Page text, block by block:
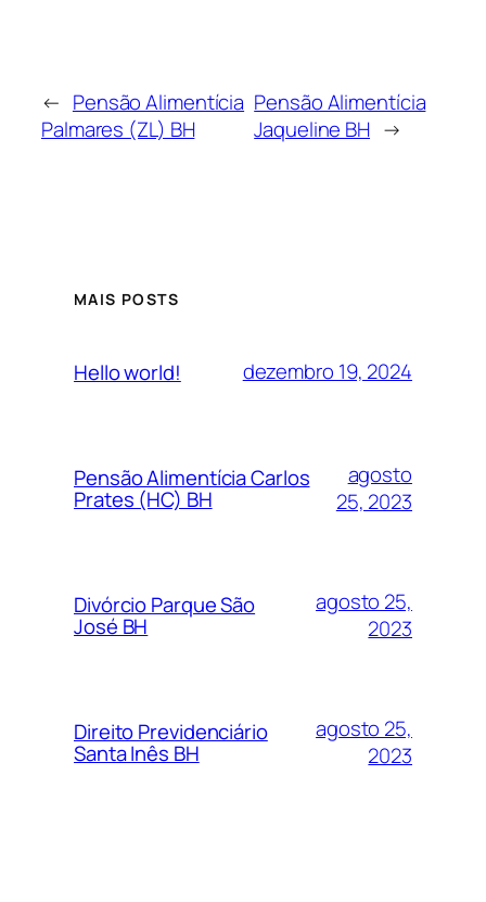
← Pensão Alimentícia
Palmares (ZL) BH
Pensão Alimentícia
Jaqueline BH →
MAIS POSTS
Hello world! dezembro 19, 2024
Pensão Alimentícia Carlos
Prates (HC) BH
agosto
25, 2023
Divórcio Parque São
José BH
agosto 25,
2023
Direito Previdenciário
Santa Inês BH
agosto 25,
2023